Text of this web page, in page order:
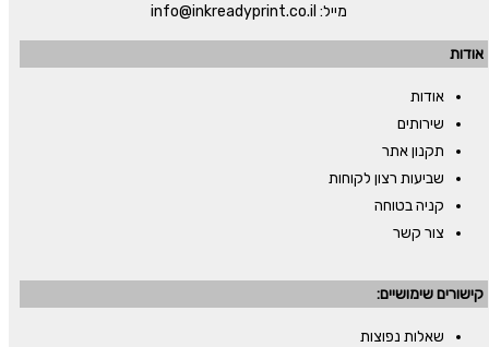
מייל: info@inkreadyprint.co.il
אודות
אודות
שירותים
תקנון אתר
שביעות רצון לקוחות
קניה בטוחה
צור קשר
קישורים שימושיים:
שאלות נפוצות